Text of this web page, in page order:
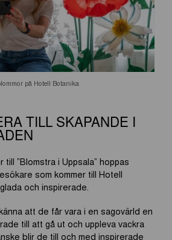
på Hotell Botanika
TILL SKAPANDE I
till ”Blomstra i Uppsala” hoppas
som kommer till Hotell
och inspirerade.
att de får vara i en sagovärld en
till att gå ut och uppleva vackra
blir de till och med inspirerade